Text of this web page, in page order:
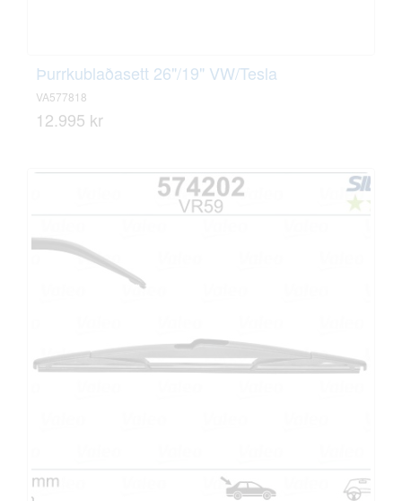
Þurrkublaðasett 26"/19" VW/Tesla
VA577818
12.995 kr